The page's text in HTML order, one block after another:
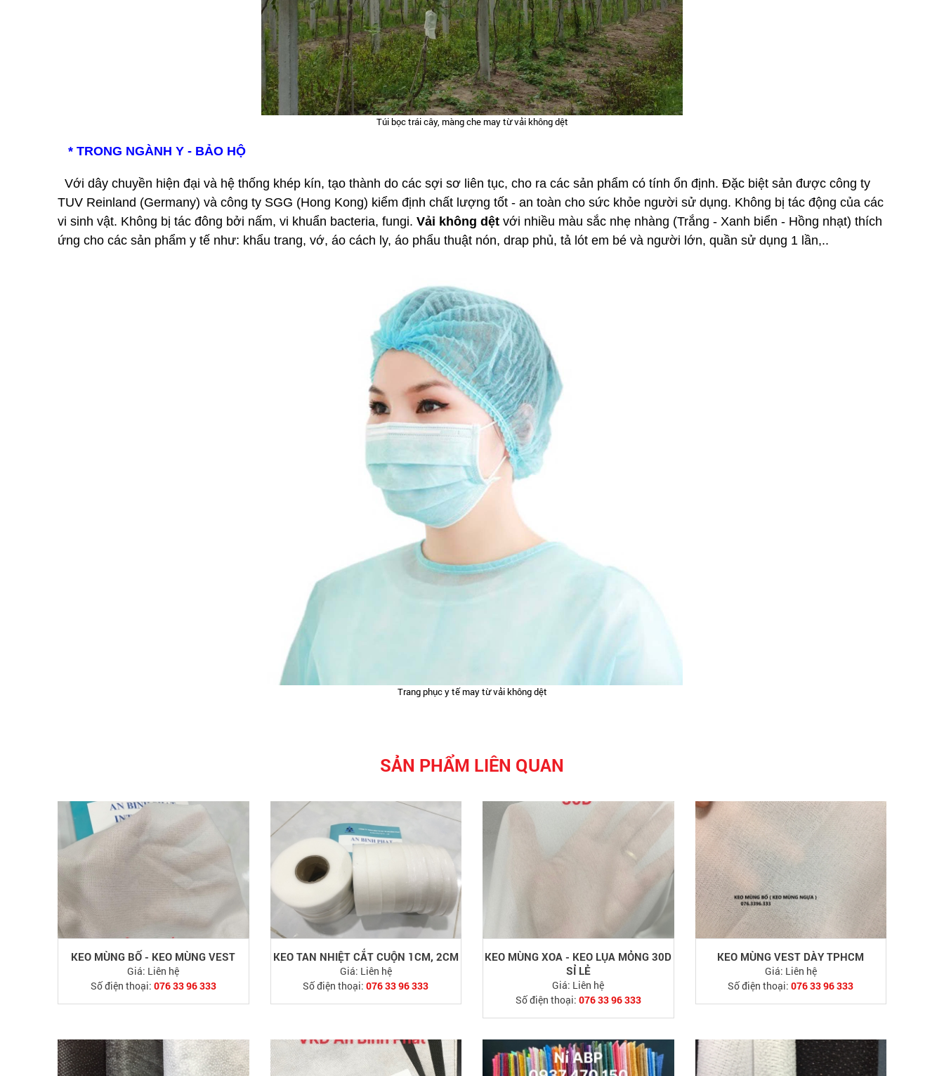
Túi bọc trái cây, màng che may từ vải không dệt
* TRONG NGÀNH Y - BẢO HỘ
Với dây chuyền hiện đại và hệ thống khép kín, tạo thành do các sợi sơ liên tục, cho ra các sản phẩm có tính ổn định. Đặc biệt sản được công ty
TUV Reinland (Germany) và công ty SGG (Hong Kong) kiểm định chất lượng tốt - an toàn cho sức khỏe người sử dụng. Không bị tác động của các
vi sinh vật. Không bị tác đông bởi nấm, vi khuẩn bacteria, fungi. Vải không dệt với nhiều màu sắc nhẹ nhàng (Trắng - Xanh biển - Hồng nhạt) thích
ứng cho các sản phẩm y tế như: khẩu trang, vớ, áo cách ly, áo phẩu thuật nón, drap phủ, tả lót em bé và người lớn, quần sử dụng 1 lần,..
Trang phục y tế may từ vải không dệt
SẢN PHẨM LIÊN QUAN
KEO MÙNG BỐ - KEO MÙNG VEST
Giá: Liên hệ
Số điện thoại: 076 33 96 333
KEO TAN NHIỆT CẮT CUỘN 1CM, 2CM
Giá: Liên hệ
Số điện thoại:076 33 96 333
KEO MÙNG XOA - KEO LỤA MỎNG 30D
SỈ LẺ
Giá: Liên hệ
Số điện thoại: 076 33 96 333
KEO MÙNG VEST DÀY TPHCM
Giá: Liên hệ
Số điện thoại:076 33 96 333